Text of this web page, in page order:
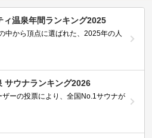
ィ温泉年間ランキング2025
中から頂点に選ばれた、2025年の人
サウナランキング2026
ザーの投票により、全国No.1サウナが